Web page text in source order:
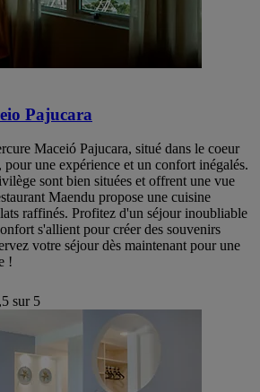
Pajucara
Maceió Pajucara, situé dans le coeur
une expérience et un confort inégalés.
sont bien situées et offrent une vue
Maendu propose une cuisine
raffinés. Profitez d'un séjour inoubliable
s'allient pour créer des souvenirs
votre séjour dès maintenant pour une
!
sur 5